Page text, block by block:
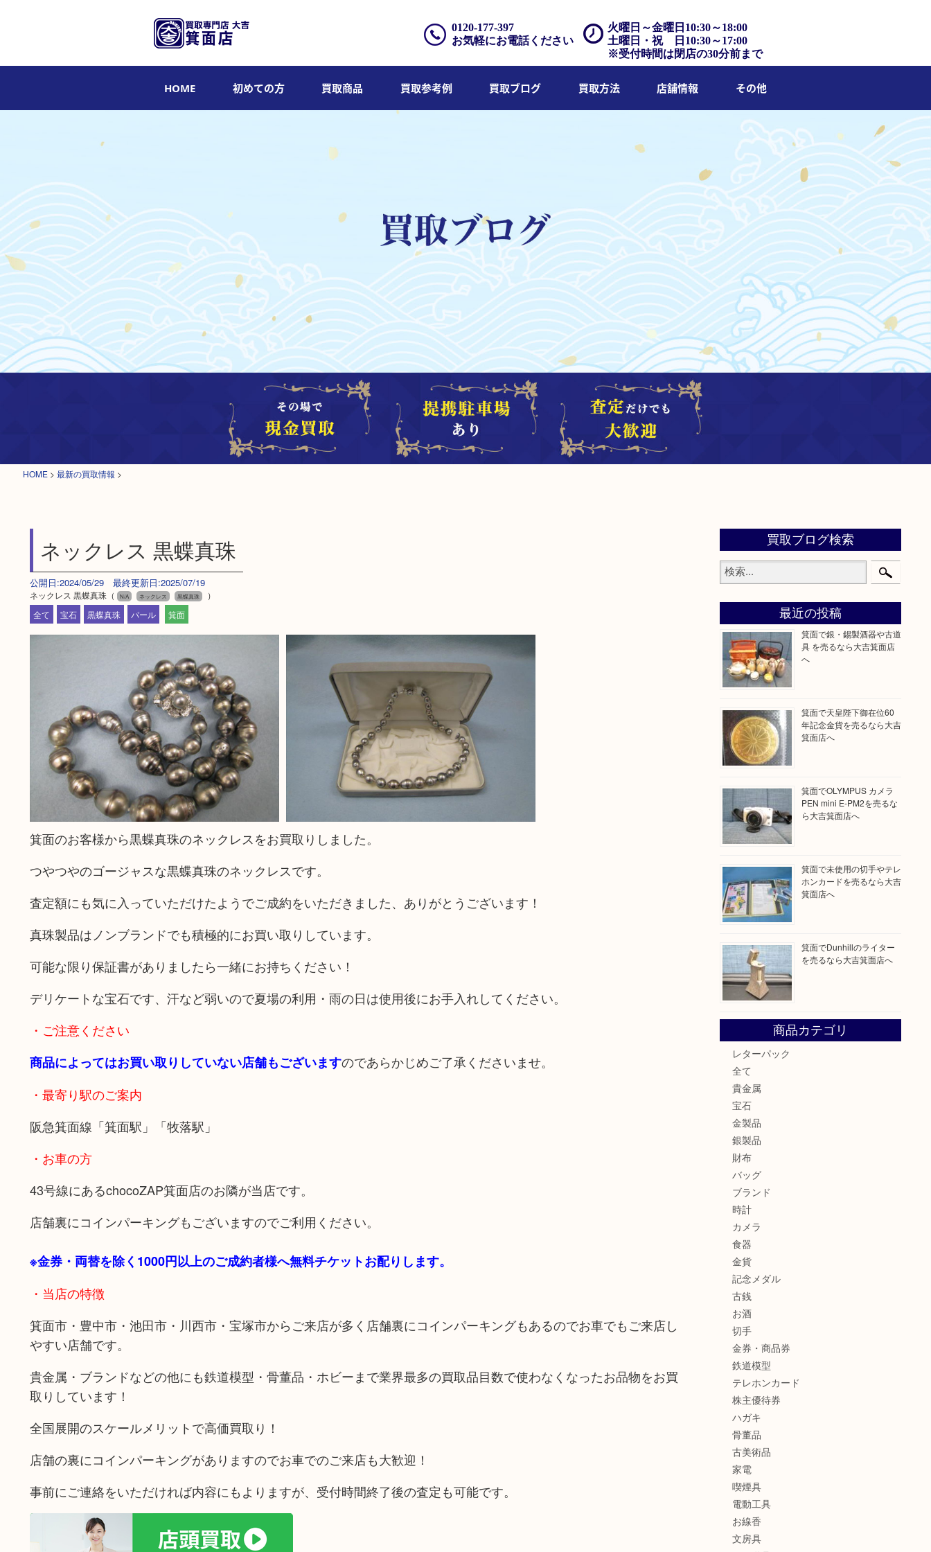
火曜日～金曜日10:30～18:00
土曜日・祝 日10:30～17:00
※受付時間は閉店の30分前まで
0120-177-397
お気軽にお電話ください
HOME 初めての方 買取商品 買取参考例 買取ブログ 買取方法 店舗情報 その他
HOME > 最新の買取情報 >
ネックレス 黒蝶真珠
公開日:2024/05/29 最終更新日:2025/07/19
ネックレス 黒蝶真珠（ N/A ネックレス 黒蝶真珠
）
全て
宝石 黒蝶真珠 パール 箕面
箕面のお客様から黒蝶真珠のネックレスをお買取りしました。
つやつやのゴージャスな黒蝶真珠のネックレスです。
査定額にも気に入っていただけたようでご成約をいただきました、ありがとうございます！
真珠製品はノンブランドでも積極的にお買い取りしています。
可能な限り保証書がありましたら一緒にお持ちください！
デリケートな宝石です、汗など弱いので夏場の利用・雨の日は使用後にお手入れしてください。
・ご注意ください
商品によってはお買い取りしていない店舗もございますのであらかじめご了承くださいませ。
・最寄り駅のご案内
阪急箕面線「箕面駅」「牧落駅」
・お車の方
43号線にあるchocoZAP箕面店のお隣が当店です。
店舗裏にコインパーキングもございますのでご利用ください。
※金券・両替を除く1000円以上のご成約者様へ無料チケットお配りします。
・当店の特徴
箕面市・豊中市・池田市・川西市・宝塚市からご来店が多く店舗裏にコインパーキングもあるのでお車でもご来店し
やすい店舗です。
貴金属・ブランドなどの他にも鉄道模型・骨董品・ホビーまで業界最多の買取品目数で使わなくなったお品物をお買
取りしています！
全国展開のスケールメリットで高価買取り！
店舗の裏にコインパーキングがありますのでお車でのご来店も大歓迎！
事前にご連絡をいただければ内容にもよりますが、受付時間終了後の査定も可能です。
買取ブログ検索
最近の投稿
箕面で銀・錫製酒器や古道
具 を売るなら大吉箕面店
へ
箕面で天皇陛下御在位60
年記念金貨を売るなら大吉
箕面店へ
箕面でOLYMPUS カメラ
PEN mini E-PM2を売るな
ら大吉箕面店へ
箕面で未使用の切手やテレ
ホンカードを売るなら大吉
箕面店へ
箕面でDunhillのライター
を売るなら大吉箕面店へ
商品カテゴリ
レターパック
全て
貴金属
宝石
金製品
銀製品
財布
バッグ
ブランド
時計
カメラ
食器
金貨
記念メダル
古銭
お酒
切手
金券・商品券
鉄道模型
テレホンカード
株主優待券
ハガキ
骨董品
古美術品
家電
喫煙具
電動工具
お線香
文房具